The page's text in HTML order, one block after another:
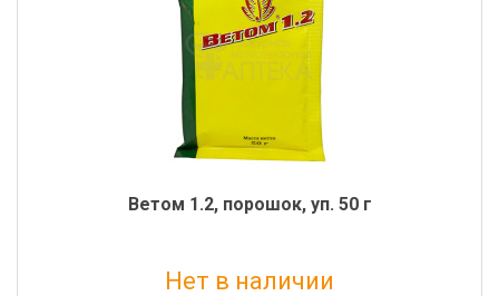
Ветом 1.2, порошок, уп. 50 г
Нет в наличии